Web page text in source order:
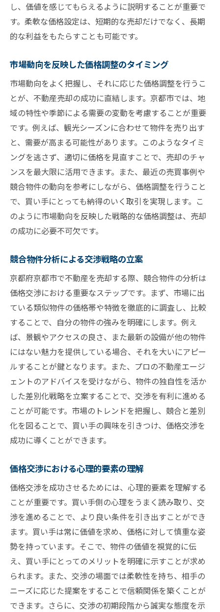
し、価値を感じてもらえるように説明することが重要で
す。柔軟な価格設定は、短期的な売却だけでなく、長期
的な利益をもたらすことも可能です。
市場動向を反映した価格調整のタイミング
市場動向をよく把握し、それに応じた価格調整を行うこ
とが、不動産売却の成功に直結します。京都市では、地
域の特性や季節による需要の変動を考慮することが重要
です。例えば、観光シーズンに合わせて物件を売り出す
と、需要が高まる可能性があります。このようなタイミ
ングを逃さず、適切に価格を見直すことで、売却のチャ
ンスを最大限に活用できます。また、最近の売買事例や
競合物件の動向を参考にしながら、価格調整を行うこと
で、買い手にとっても納得のいく取引を実現します。こ
のように市場動向を反映した戦略的な価格調整は、売却
の成功に必要不可欠です。
競合物件分析による交渉戦略の立案
京都府京都市で不動産を売却する際、競合物件の分析は
価格交渉における重要なステップです。まず、市場に出
ている類似物件の価格帯や特徴を徹底的に調査し、比較
することで、自分の物件の強みを明確にします。例え
ば、景観やアクセスの良さ、また最新の設備が他の物件
にはない魅力を提供している場合、それを大いにアピー
ルすることが鍵となります。また、プロの不動産エージ
ェントのアドバイスを受けながら、物件の独自性を活か
した差別化戦略を立案することで、交渉を有利に進める
ことが可能です。市場のトレンドを把握し、競合と差別
化を図ることで、買い手の興味を引きつけ、価格交渉を
成功に導くことができます。
価格交渉における心理的要素の理解
価格交渉を成功させるためには、心理的要素を理解する
ことが重要です。買い手側の心理をうまく読み取り、交
渉を進めることで、より良い条件を引き出すことができ
ます。買い手は常に価値を求め、価格に対して慎重な姿
勢を持っています。そこで、物件の価値を視覚的に伝
え、買い手にとってのメリットを明確に示すことが求め
られます。また、交渉の場面では柔軟性を持ち、相手の
ニーズに応じた提案をすることで信頼関係を築くことが
できます。さらに、交渉の初期段階から誠実な態度を示